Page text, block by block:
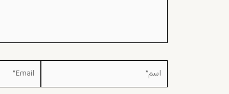
اسم* Email*